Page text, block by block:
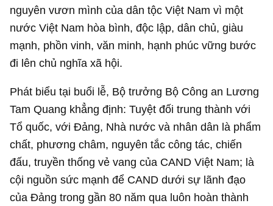
nguyên vươn mình của dân tộc Việt Nam vì một
nước Việt Nam hòa bình, độc lập, dân chủ, giàu
mạnh, phồn vinh, văn minh, hạnh phúc vững bước
đi lên chủ nghĩa xã hội.
Phát biểu tại buổi lễ, Bộ trưởng Bộ Công an Lương
Tam Quang khẳng định: Tuyệt đối trung thành với
Tổ quốc, với Đảng, Nhà nước và nhân dân là phẩm
chất, phương châm, nguyên tắc công tác, chiến
đấu, truyền thống vẻ vang của CAND Việt Nam; là
cội nguồn sức mạnh để CAND dưới sự lãnh đạo
của Đảng trong gần 80 năm qua luôn hoàn thành